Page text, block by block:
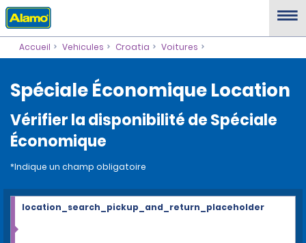
Accueil Vehicules Croatia Voitures
Spéciale Économique Location
Vérifier la disponibilité de Spéciale
Économique
*Indique un champ obligatoire
location_search_pickup_and_return_placeholder